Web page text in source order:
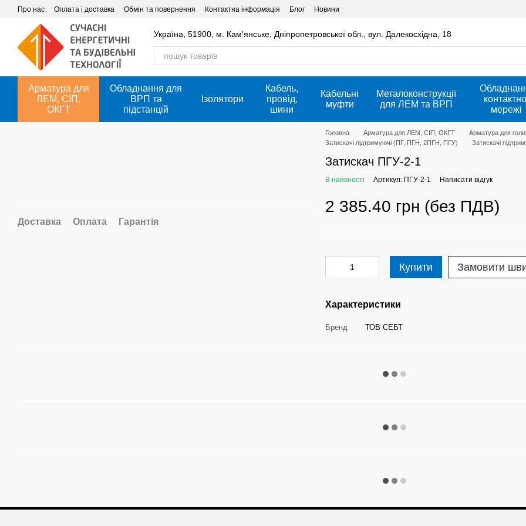
Перейти до основного контенту
Про нас Оплата і доставка Обмін та повернення Контактна інформація Блог Новини
Україна, 51900, м. Кам'янське, Дніпропетровської обл., вул. Далекосхідна, 18
Арматура для
ЛЕМ, СІП,
ОКГТ
Обладнання для
ВРП та
підстанцій
Ізолятори
Кабель,
провід,
шини
Кабельні
муфти
Металоконструкції
для ЛЕМ та ВРП
мережі
Доставка Оплата Гарантія
Головна Арматура для ЛЕМ, СІП, ОКГТ
Арматура для
Затискачі підтримуючі (ПГ, ПГН, 2ПГН, ПГУ)
Затискачі
Затискач ПГУ-2-1
В наявності Артикул: ПГУ-2-1 Написати відгук
2 385.40 грн (без ПДВ)
Купити Замовити
Характеристики
Бренд ТОВ СЕБТ